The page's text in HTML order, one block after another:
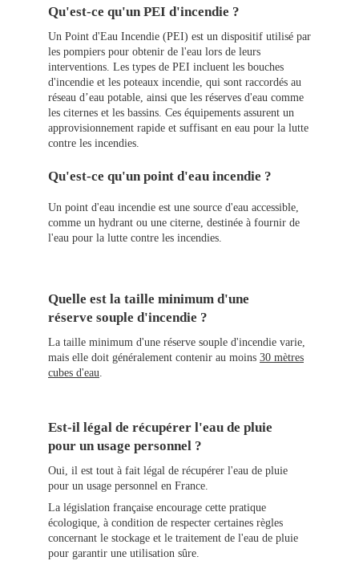
Qu'est-ce qu'un PEI d'incendie ?
Un Point d'Eau Incendie (PEI) est un dispositif utilisé par
les pompiers pour obtenir de l'eau lors de leurs
interventions. Les types de PEI incluent les bouches
d'incendie et les poteaux incendie, qui sont raccordés au
réseau d’eau potable, ainsi que les réserves d'eau comme
les citernes et les bassins. Ces équipements assurent un
approvisionnement rapide et suffisant en eau pour la lutte
contre les incendies.
Qu'est-ce qu'un point d'eau incendie ?
Un point d'eau incendie est une source d'eau accessible,
comme un hydrant ou une citerne, destinée à fournir de
l'eau pour la lutte contre les incendies.
Quelle est la taille minimum d'une
réserve souple d'incendie ?
La taille minimum d'une réserve souple d'incendie varie,
mais elle doit généralement contenir au moins 30 mètres
cubes d'eau
Est-il légal de récupérer l'eau de pluie
pour un usage personnel ?
Oui, il est tout à fait légal de récupérer l'eau de pluie
pour un usage personnel en France.
La législation française encourage cette pratique
écologique, à condition de respecter certaines règles
concernant le stockage et le traitement de l'eau de pluie
pour garantir une utilisation sûre.